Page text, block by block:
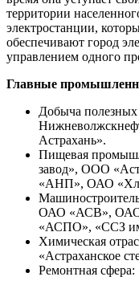
территории
электростанции,
обеспечивают город
управлением одного
Главные
Добыча
Астрахань».
Пищевая
завод», ООО
«АНП», ОАО
ОАО «АСВ», ОАО
«АСПО», «ССЗ
Химическая
«Астраханское
Ремонтная